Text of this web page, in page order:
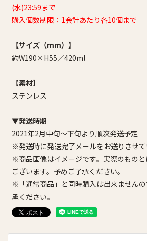
(水)23:59まで
購入個数制限：1会計あたり各10個まで
【サイズ（mm）】
約W190×H55／420ml
【素材】
ステンレス
▼発送時期
2021年2月中旬～下旬より順次発送予定
※発送時に発送完了メールをお送りさせて
※商品画像はイメージです。実際のもの
ございます。予めご了承ください。
※「通常商品」と同時購入は出来ません
承ください。